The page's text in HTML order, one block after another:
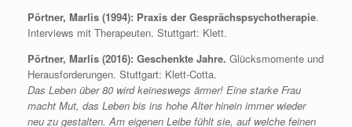
Pörtner, Marlis (1994): Praxis der Gesprächspsychotherapie.
Interviews mit Therapeuten. Stuttgart: Klett.
Pörtner, Marlis (2016): Geschenkte Jahre. Glücksmomente und
Herausforderungen. Stuttgart: Klett-Cotta.
Das Leben über 80 wird keineswegs ärmer! Eine starke Frau
macht Mut, das Leben bis ins hohe Alter hinein immer wieder
neu zu gestalten. Am eigenen Leibe fühlt sie, auf welche feinen